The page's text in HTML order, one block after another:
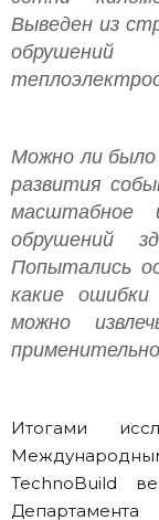
Выведен из
Можно ли было
развития
масштабное
обрушений
Попытались
какие
можно
Итогами
TechnoBuild
Департамента